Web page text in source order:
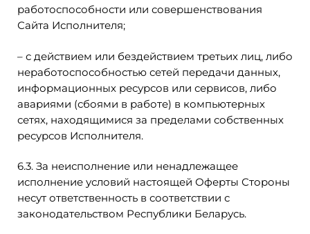
работоспособности или совершенствования
Сайта Исполнителя;
– с действием или бездействием третьих лиц, либо
неработоспособностью сетей передачи данных,
информационных ресурсов или сервисов, либо
авариями (сбоями в работе) в компьютерных
сетях, находящимися за пределами собственных
ресурсов Исполнителя.
6.3. За неисполнение или ненадлежащее
исполнение условий настоящей Оферты Стороны
несут ответственность в соответствии с
законодательством Республики Беларусь.